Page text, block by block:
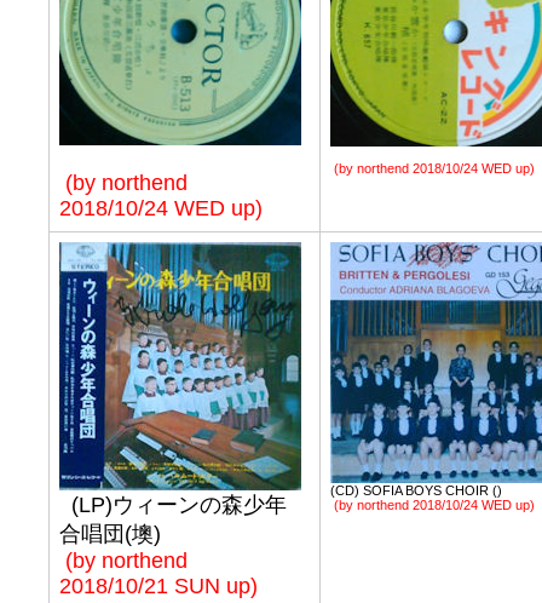
(by northend
2018/10/24 WED up)
(by northend 2018/10/24 WED up)
(LP)ウィーンの森少年
合唱団(墺)
(by northend
2018/10/21 SUN up)
(CD) SOFIA BOYS CHOIR ()
(by northend 2018/10/24 WED up)